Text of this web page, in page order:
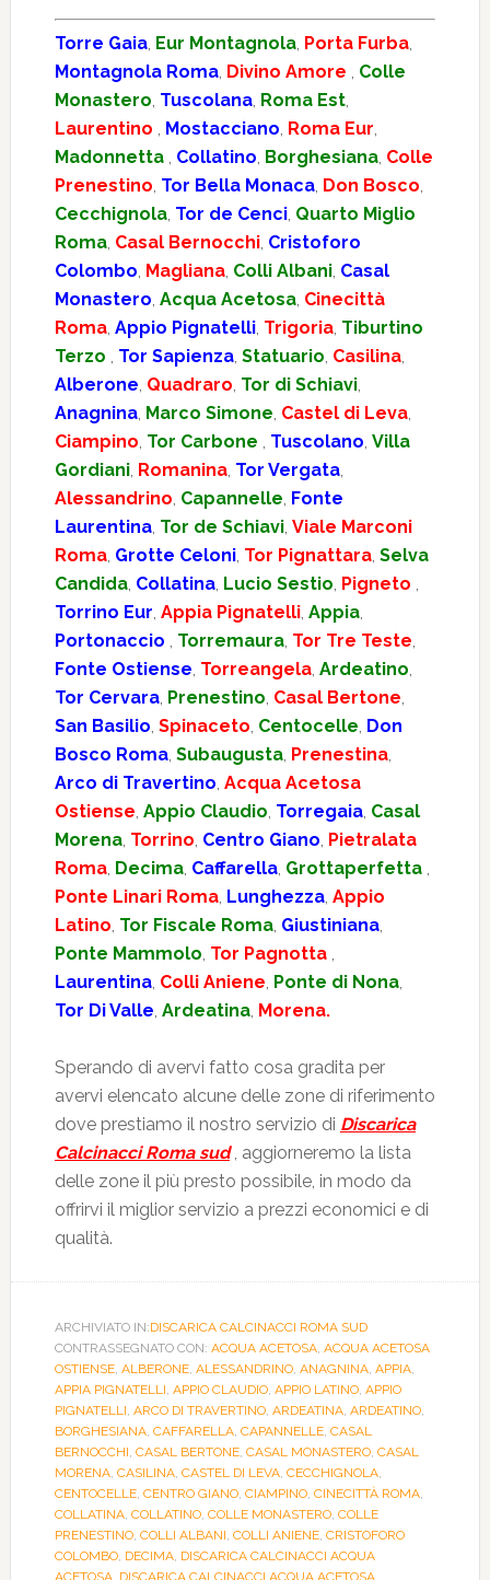
Torre Gaia, Eur Montagnola, Porta Furba,
Montagnola Roma, Divino Amore , Colle
Monastero, Tuscolana, Roma Est,
Laurentino , Mostacciano, Roma Eur,
Madonnetta , Collatino, Borghesiana, Colle
Prenestino, Tor Bella Monaca, Don Bosco,
Cecchignola, Tor de Cenci, Quarto Miglio
Roma, Casal Bernocchi, Cristoforo
Colombo, Magliana, Colli Albani, Casal
Monastero, Acqua Acetosa, Cinecittà
Roma, Appio Pignatelli, Trigoria, Tiburtino
Terzo , Tor Sapienza, Statuario, Casilina,
Alberone, Quadraro, Tor di Schiavi,
Anagnina, Marco Simone, Castel di Leva,
Ciampino, Tor Carbone , Tuscolano, Villa
Gordiani, Romanina, Tor Vergata,
Alessandrino, Capannelle, Fonte
Laurentina, Tor de Schiavi, Viale Marconi
Roma, Grotte Celoni, Tor Pignattara, Selva
Candida, Collatina, Lucio Sestio, Pigneto ,
Torrino Eur, Appia Pignatelli, Appia,
Portonaccio , Torremaura, Tor Tre Teste,
Fonte Ostiense, Torreangela, Ardeatino,
Tor Cervara, Prenestino, Casal Bertone,
San Basilio, Spinaceto, Centocelle, Don
Bosco Roma, Subaugusta, Prenestina,
Arco di Travertino, Acqua Acetosa
Ostiense, Appio Claudio, Torregaia, Casal
Morena, Torrino, Centro Giano, Pietralata
Roma, Decima, Caffarella, Grottaperfetta ,
Ponte Linari Roma, Lunghezza, Appio
Latino, Tor Fiscale Roma, Giustiniana,
Ponte Mammolo, Tor Pagnotta ,
Laurentina, Colli Aniene, Ponte di Nona,
Tor Di Valle, Ardeatina, Morena.
Sperando di avervi fatto cosa gradita per
avervi elencato alcune delle zone di riferimento
dove prestiamo il nostro servizio di Discarica
Calcinacci Roma sud, aggiorneremo la lista
delle zone il più presto possibile, in modo da
offrirvi il miglior servizio a prezzi economici e di
qualità.
ARCHIVIATO IN:DISCARICA CALCINACCI ROMA SUD
CONTRASSEGNATO CON: ACQUA ACETOSA, ACQUA ACETOSA
OSTIENSE, ALBERONE, ALESSANDRINO, ANAGNINA, APPIA,
APPIA PIGNATELLI, APPIO CLAUDIO, APPIO LATINO, APPIO
PIGNATELLI, ARCO DI TRAVERTINO, ARDEATINA, ARDEATINO,
BORGHESIANA, CAFFARELLA, CAPANNELLE, CASAL
BERNOCCHI, CASAL BERTONE, CASAL MONASTERO, CASAL
MORENA, CASILINA, CASTEL DI LEVA, CECCHIGNOLA,
CENTOCELLE, CENTRO GIANO, CIAMPINO, CINECITTÀ ROMA,
COLLATINA, COLLATINO, COLLE MONASTERO, COLLE
PRENESTINO, COLLI ALBANI, COLLI ANIENE, CRISTOFORO
COLOMBO, DECIMA, DISCARICA CALCINACCI ACQUA
ACETOSA, DISCARICA CALCINACCI ACQUA ACETOSA